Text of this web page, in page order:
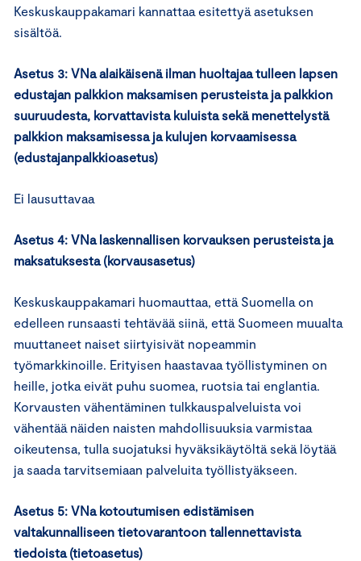
Keskuskauppakamari kannattaa esitettyä asetuksen
sisältöä.
Asetus 3: VNa alaikäisenä ilman huoltajaa tulleen lapsen
edustajan palkkion maksamisen perusteista ja palkkion
suuruudesta, korvattavista kuluista sekä menettelystä
palkkion maksamisessa ja kulujen korvaamisessa
(edustajanpalkkioasetus)
Ei lausuttavaa
Asetus 4: VNa laskennallisen korvauksen perusteista ja
maksatuksesta (korvausasetus)
Keskuskauppakamari huomauttaa, että Suomella on
edelleen runsaasti tehtävää siinä, että Suomeen muualta
muuttaneet naiset siirtyisivät nopeammin
työmarkkinoille. Erityisen haastavaa työllistyminen on
heille, jotka eivät puhu suomea, ruotsia tai englantia.
Korvausten vähentäminen tulkkauspalveluista voi
vähentää näiden naisten mahdollisuuksia varmistaa
oikeutensa, tulla suojatuksi hyväksikäytöltä sekä löytää
ja saada tarvitsemiaan palveluita työllistyäkseen.
Asetus 5: VNa kotoutumisen edistämisen
valtakunnalliseen tietovarantoon tallennettavista
tiedoista (tietoasetus)